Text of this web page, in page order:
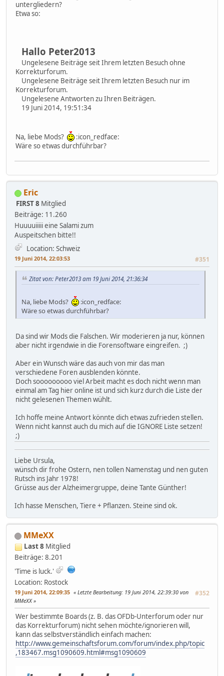
untergliedern?
Etwa so:
Hallo Peter2013
Ungelesene Beiträge seit Ihrem letzten Besuch ohne
Korrekturforum.
Ungelesene Beiträge seit Ihrem letzten Besuch nur im
Korrekturforum.
Ungelesene Antworten zu Ihren Beiträgen.
19 Juni 2014, 19:51:34
Na, liebe Mods?
:icon_redface:
Wäre so etwas durchführbar?
Eric
FIRST 8 Mitglied
Beiträge: 11.260
Huuuuiiiii eine Salami zum
Auspeitschen bitte!!
Location: Schweiz
19 Juni 2014, 22:03:53 #351
Zitat von: Peter2013 am 19 Juni 2014, 21:36:34
Na, liebe Mods?
:icon_redface:
Wäre so etwas durchführbar?
Da sind wir Mods die Falschen. Wir moderieren ja nur, können
aber nicht irgendwie in die Forensoftware eingreifen. ;)
Aber ein Wunsch wäre das auch von mir das man
verschiedene Foren ausblenden könnte.
Doch sooooooooo viel Arbeit macht es doch nicht wenn man
einmal am Tag hier online ist und sich kurz durch die Liste der
nicht gelesenen Themen wühlt.
Ich hoffe meine Antwort könnte dich etwas zufrieden stellen.
Wenn nicht kannst auch du mich auf die IGNORE Liste setzen!
;)
Liebe Ursula,
wünsch dir frohe Ostern, nen tollen Namenstag und nen guten
Rutsch ins Jahr 1978!
Grüsse aus der Alzheimergruppe, deine Tante Günther!
Ich hasse Menschen, Tiere + Pflanzen. Steine sind ok.
MMeXX
Last 8 Mitglied
Beiträge: 8.201
'Time is luck.'
Location: Rostock
19 Juni 2014, 22:09:35 #352
Letzte Bearbeitung: 19 Juni 2014, 22:39:30 von
MMeXX
Wer bestimmte Boards (z. B. das OFDb-Unterforum oder nur
das Korrekturforum) nicht sehen möchte/ignorieren will,
kann das selbstverständlich einfach machen:
http://www.gemeinschaftsforum.com/forum/index.php/topic
,183467.msg1090609.html#msg1090609